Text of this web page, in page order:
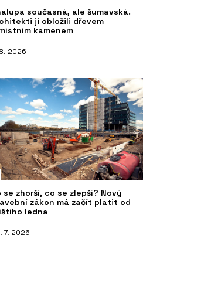
současná, ale šumavská.
ji obložili dřevem
kamenem
2026
se zhorší, co se zlepší? Nový
zákon má začít platit od
ledna
7. 2026